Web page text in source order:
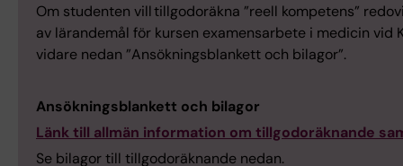
Om studenten vill tillgodoräkna ”reell kompetens”
av lärandemål för kursen examensarbete i medicin vid
vidare nedan ”Ansökningsblankett och bilagor”.
Ansökningsblankett och bilagor
Länk till allmän information om tillgodoräknande
Se bilagor till tillgodoräknande nedan.